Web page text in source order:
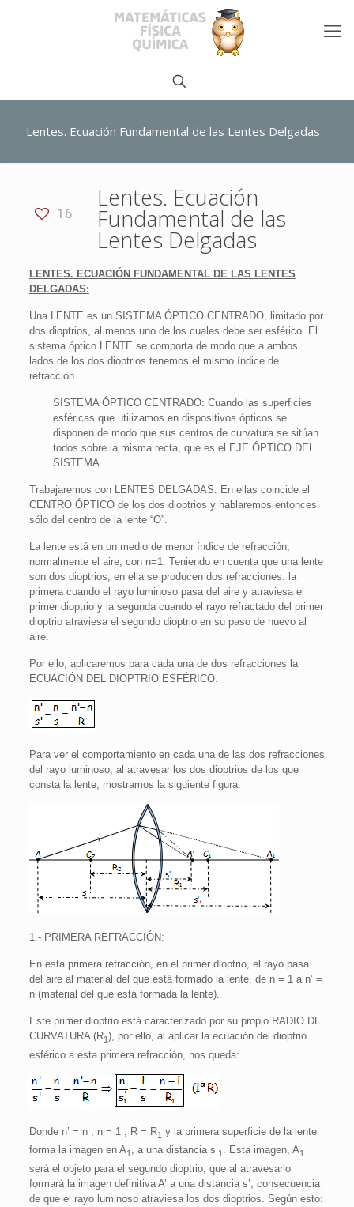
Lentes. Ecuación Fundamental de las Lentes Delgadas
16
Lentes. Ecuación
Fundamental de las
Lentes Delgadas
LENTES. ECUACIÓN FUNDAMENTAL DE LAS LENTES
DELGADAS:
Una LENTE es un SISTEMA ÓPTICO CENTRADO, limitado por
dos dioptrios, al menos uno de los cuales debe ser esférico. El
sistema óptico LENTE se comporta de modo que a ambos
lados de los dos dioptrios tenemos el mismo índice de
refracción.
SISTEMA ÓPTICO CENTRADO: Cuando las superficies
esféricas que utilizamos en dispositivos ópticos se
disponen de modo que sus centros de curvatura se sitúan
todos sobre la misma recta, que es el EJE ÓPTICO DEL
SISTEMA.
Trabajaremos con LENTES DELGADAS: En ellas coincide el
CENTRO ÓPTICO de los dos dioptrios y hablaremos entonces
sólo del centro de la lente “O”.
La lente está en un medio de menor índice de refracción,
normalmente el aire, con n=1. Teniendo en cuenta que una lente
son dos dioptrios, en ella se producen dos refracciones: la
primera cuando el rayo luminoso pasa del aire y atraviesa el
primer dioptrio y la segunda cuando el rayo refractado del primer
dioptrio atraviesa el segundo dioptrio en su paso de nuevo al
aire.
Por ello, aplicaremos para cada una de dos refracciones la
ECUACIÓN DEL DIOPTRIO ESFÉRICO:
Para ver el comportamiento en cada una de las dos refracciones
del rayo luminoso, al atravesar los dos dioptrios de los que
consta la lente, mostramos la siguiente figura:
1.- PRIMERA REFRACCIÓN:
En esta primera refracción, en el primer dioptrio, el rayo pasa
del aire al material del que está formado la lente, de n = 1 a n’ =
n (material del que está formada la lente).
Este primer dioptrio está caracterizado por su propio RADIO DE
CURVATURA (R1), por ello, al aplicar la ecuación del dioptrio
esférico a esta primera refracción, nos queda:
Donde n’ = n ; n = 1 ; R = R1 y la primera superficie de la lente
forma la imagen en A1 , a una distancia s’1 . Esta imagen, A1
será el objeto para el segundo dioptrio, que al atravesarlo
formará la imagen definitiva A’ a una distancia s’, consecuencia
de que el rayo luminoso atraviesa los dos dioptrios. Según esto: